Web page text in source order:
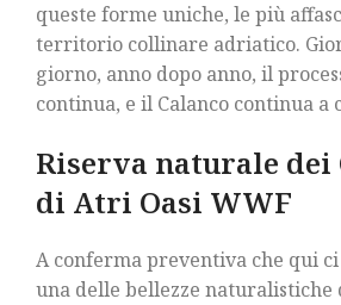
queste forme uniche, le più
territorio collinare adriatico.
giorno, anno dopo anno, il
continua, e il Calanco continua a
Riserva naturale dei
di Atri Oasi WWF
A conferma preventiva che qui
una delle bellezze naturalistiche